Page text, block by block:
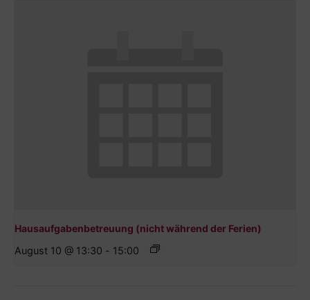
Hausaufgabenbetreuung (nicht während der Ferien)
August 10 @ 13:30 - 15:00